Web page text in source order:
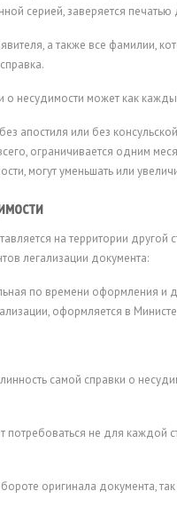
серией, заверяется
а также все фамилии,
о несудимости может как
апостиля или без
ограничивается одним
могут уменьшать или
на территории
легализации документа:
по времени оформления и
оформляется в
самой справки о
потребоваться не для каждой
оригинала документа,